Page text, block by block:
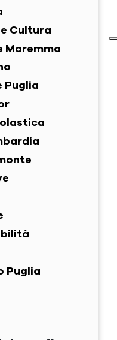
Cultura
Maremma
Puglia
Puglia